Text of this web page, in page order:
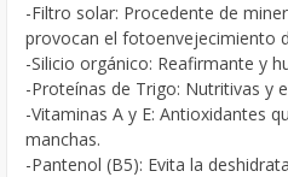
-Filtro solar: Procedente de
provocan el fotoenvejecimiento
-Silicio orgánico: Reafirmante y
-Proteínas de Trigo: Nutritivas y
-Vitaminas A y E: Antioxidantes
manchas.
-Pantenol (B5): Evita la